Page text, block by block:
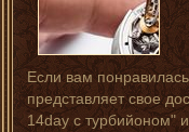
Если вам
представляет свое
14day с турбийоном"